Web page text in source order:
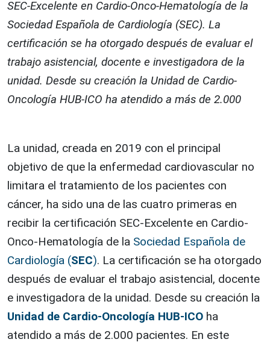
SEC-Excelente en Cardio-Onco-Hematología de la
Sociedad Española de Cardiología (SEC). La
certificación se ha otorgado después de evaluar el
trabajo asistencial, docente e investigadora de la
unidad. Desde su creación la Unidad de Cardio-
Oncología HUB-ICO ha atendido a más de 2.000
La unidad, creada en 2019 con el principal
objetivo de que la enfermedad cardiovascular no
limitara el tratamiento de los pacientes con
cáncer, ha sido una de las cuatro primeras en
recibir la certificación SEC-Excelente en Cardio-
Onco-Hematología de la Sociedad Española de
Cardiología (SEC). La certificación se ha otorgado
después de evaluar el trabajo asistencial, docente
e investigadora de la unidad. Desde su creación la
Unidad de Cardio-Oncología HUB-ICO ha
atendido a más de 2.000 pacientes. En este